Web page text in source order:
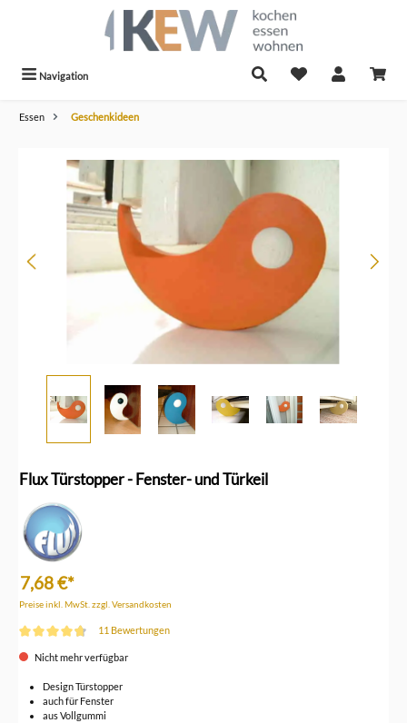
Navigation
Essen Geschenkideen
Bildergalerie überspringen
Flux Türstopper - Fenster- und Türkeil
7,68 €*
Preise inkl. MwSt. zzgl. Versandkosten
11 Bewertungen
Nicht mehr verfügbar
Design Türstopper
auch für Fenster
aus Vollgummi